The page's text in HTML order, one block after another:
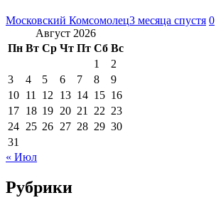
Московский Комсомолец3 месяца спустя 0
Август 2026
Пн Вт Ср Чт Пт Сб Вс
1
2
3
4 5 6 7 8
9
10 11 12 13 14 15 16
17 18 19 20 21 22 23
24 25 26 27 28 29 30
31
« Июл
Рубрики